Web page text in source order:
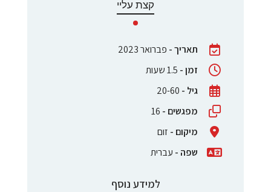
קצת עליי
תאריך - פברואר 2023
זמן - 1.5 שעות
גיל - 20-60
מפגשים - 16
מיקום - זום
שפה - עברית
למידע נוסף